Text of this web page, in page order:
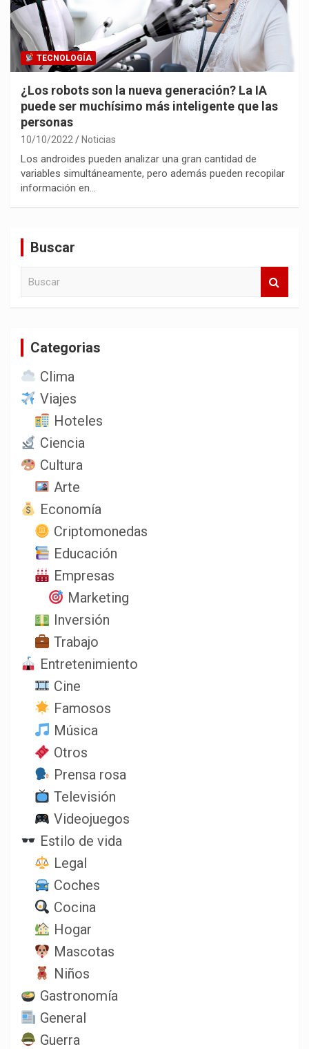
TECNOLOGÍA
¿Los robots son la nueva generación? La IA
puede ser muchísimo más inteligente que las
personas
10/10/2022 Noticias
Los androides pueden analizar una gran cantidad de
variables simultáneamente, pero además pueden recopilar
información en…
Buscar
Categorias
Clima
Viajes
Hoteles
Ciencia
Cultura
Arte
Economía
Criptomonedas
Educación
Empresas
Marketing
Inversión
Trabajo
Entretenimiento
Cine
Famosos
Música
Otros
Prensa rosa
Televisión
Videojuegos
Estilo de vida
Legal
Coches
Cocina
Hogar
Mascotas
Niños
Gastronomía
General
Guerra